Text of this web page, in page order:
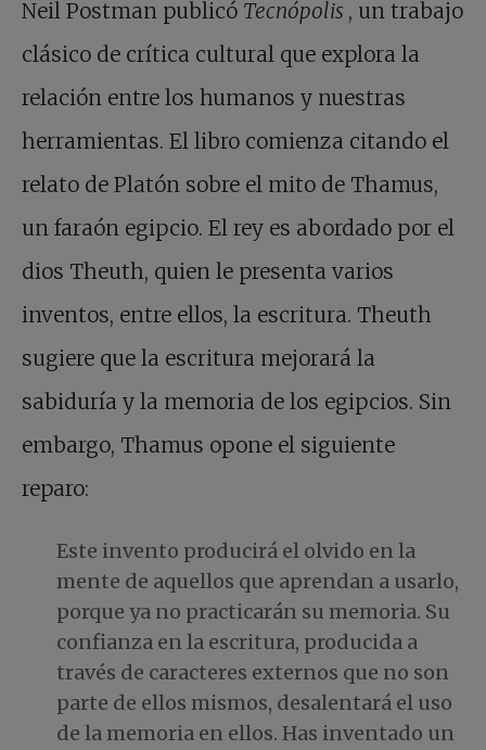
Neil Postman publicó Tecnópolis , un trabajo
clásico de crítica cultural que explora la
relación entre los humanos y nuestras
herramientas. El libro comienza citando el
relato de Platón sobre el mito de Thamus,
un faraón egipcio. El rey es abordado por el
dios Theuth, quien le presenta varios
inventos, entre ellos, la escritura. Theuth
sugiere que la escritura mejorará la
sabiduría y la memoria de los egipcios. Sin
embargo, Thamus opone el siguiente
reparo:
Este invento producirá el olvido en la
mente de aquellos que aprendan a usarlo,
porque ya no practicarán su memoria. Su
confianza en la escritura, producida a
través de caracteres externos que no son
parte de ellos mismos, desalentará el uso
de la memoria en ellos. Has inventado un